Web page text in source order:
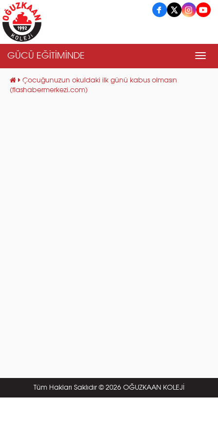
GÜCÜ EĞİTİMİNDE
Çocuğunuzun okuldaki ilk günü kabus olmasın
(flashabermerkezi.com)
Tüm Hakları Saklıdır © 2026 OĞUZKAAN KOLEJİ